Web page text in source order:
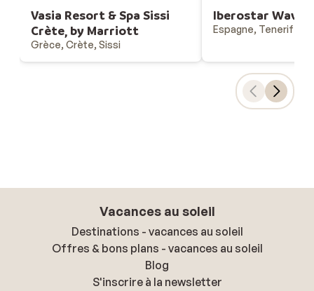
Vasia Resort & Spa Sissi
Crète, by Marriott
Grèce, Crète, Sissi
Iberostar Waves
Espagne, Tenerife,
Vacances au soleil
Destinations - vacances au soleil
Offres & bons plans - vacances au soleil
Blog
S'inscrire à la newsletter